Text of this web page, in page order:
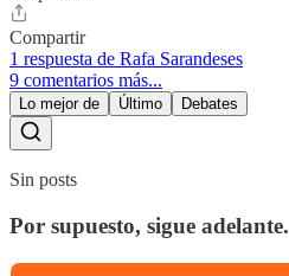
Compartir
1 respuesta de Rafa Sarandeses
9 comentarios más...
Lo mejor de Último Debates
Sin posts
Por supuesto, sigue adelante.